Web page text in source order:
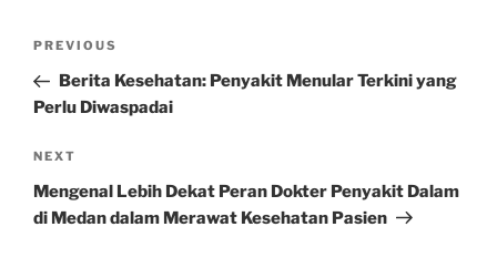
Previous
Post
PREVIOUS
Berita Kesehatan: Penyakit Menular Terkini yang
Perlu Diwaspadai
Next
Post
NEXT
Mengenal Lebih Dekat Peran Dokter Penyakit Dalam
di Medan dalam Merawat Kesehatan Pasien